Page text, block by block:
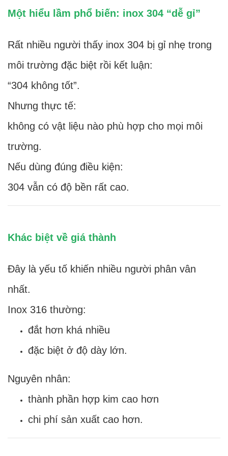
Một hiểu lầm phổ biến: inox 304 “dễ gỉ”
Rất nhiều người thấy inox 304 bị gỉ nhẹ trong
môi trường đặc biệt rồi kết luận:
“304 không tốt”.
Nhưng thực tế:
không có vật liệu nào phù hợp cho mọi môi
trường.
Nếu dùng đúng điều kiện:
304 vẫn có độ bền rất cao.
Khác biệt về giá thành
Đây là yếu tố khiến nhiều người phân vân
nhất.
Inox 316 thường:
đắt hơn khá nhiều
đặc biệt ở độ dày lớn.
Nguyên nhân:
thành phần hợp kim cao hơn
chi phí sản xuất cao hơn.